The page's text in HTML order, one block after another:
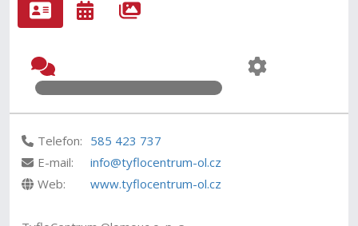
Telefon: 585 423 737
E-mail:
info@tyflocentrum-ol.cz
Web:
www.tyflocentrum-ol.cz